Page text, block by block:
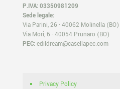
P.IVA: 03350981209
Sede legale:
Via Parini, 26 - 40062 Molinella (BO)
Via Mori, 6 - 40054 Prunaro (BO)
PEC: edildream@casellapec.com
Privacy Policy